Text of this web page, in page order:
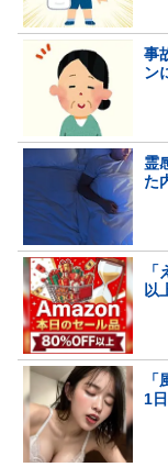
事
ン
霊
た
以
1